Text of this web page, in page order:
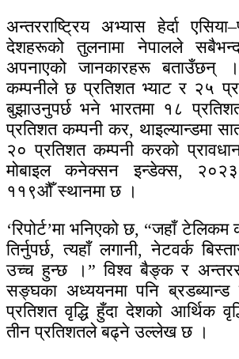
अन्तरराष्ट्रिय अभ्यास हेर्दा
देशहरूको तुलनामा नेपालले
अपनाएको जानकारहरू बताउँछन्
कम्पनीले छ प्रतिशत भ्याट र २५
बुझाउनुपर्छ भने भारतमा १८
प्रतिशत कम्पनी कर, थाइल्यान्डमा
२० प्रतिशत कम्पनी करको
मोबाइल कनेक्सन इन्डेक्स,
११९औँ स्थानमा छ ।
‘रिपोर्ट’मा भनिएको छ, “जहाँ
तिर्नुपर्छ, त्यहाँ लगानी, नेटवर्क
उच्च हुन्छ ।” विश्व बैङ्क र
सङ्घका अध्ययनमा पनि
प्रतिशत वृद्धि हुँदा देशको आर्थिक
तीन प्रतिशतले बढ्ने उल्लेख छ ।